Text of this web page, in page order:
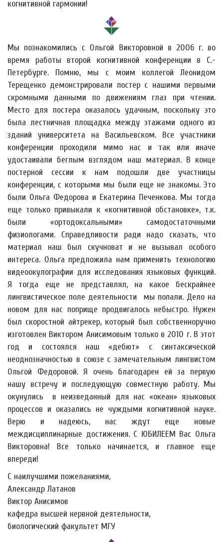
когнитивной гармонии!
Мы познакомились с Ольгой Викторовной в 2006 г. во
время работы второй когнитивной конференции в С.-
Петербурге. Помню, мы с моим коллегой Леонидом
Терещенко демонстрировали постер с нашими первыми
скромными данными по движениям глаз при чтении.
Место для постера оказалось удачным, поскольку это
была лестничная площадка между этажами одного из
зданий университета на Васильевском. Все участники
конференции проходили мимо нас и так или иначе
удостаивали беглым взглядом наш материал. В конце
постерной сессии к нам подошли две участницы
конференции, с которыми мы были еще не знакомы. Это
были Ольга Федорова и Екатерина Печенкова. Мы тогда
еще только привыкали к «когнитивной обстановке», т.к.
были «ортодоксальными» самодостаточными
физиологами. Справедливости ради надо сказать, что
материал наш был скучноват и не вызывал особого
интереса. Ольга предложила нам применить технологию
видеоокулографии для исследования языковых функций.
Я тогда еще не представлял, на какое бескрайнее
лингвистическое поле деятельности мы попали. Дело на
новом для нас поприще продвигалось небыстро. Нужен
был скоростной айтрекер, который был собственноручно
изготовлен Виктором Анисимовым только в 2010 г. В этот
год и состоялся наш «дебют» с синтаксической
неоднозначностью в союзе с замечательным лингвистом
Ольгой Федоровой. Я очень благодарен ей за первую
нашу встречу и последующую совместную работу. Мы
окунулись в неизведанный для нас «океан» языковых
процессов и оказались не чуждыми когнитивной науке.
Верю и надеюсь, нас ждут еще новые
междисциплинарные достижения. С ЮБИЛЕЕМ Вас Ольга
Викторовна! Все только начинается, и главное еще
впереди!
С наилучшими пожеланиями,
Александр Латанов
Виктор Анисимов
кафедра высшей нервной деятельности,
биологический факультет МГУ